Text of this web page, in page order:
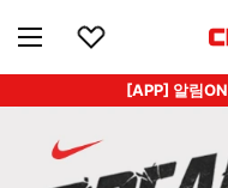
[APP] 알림ON